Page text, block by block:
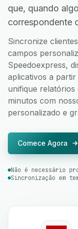
que, quando
correspondente
Sincronize
campos
Speedoexpress,
aplicativos a
unifique relatórios
minutos com
personalizado e
Comece Agora
Não é necessário
Sincronização em